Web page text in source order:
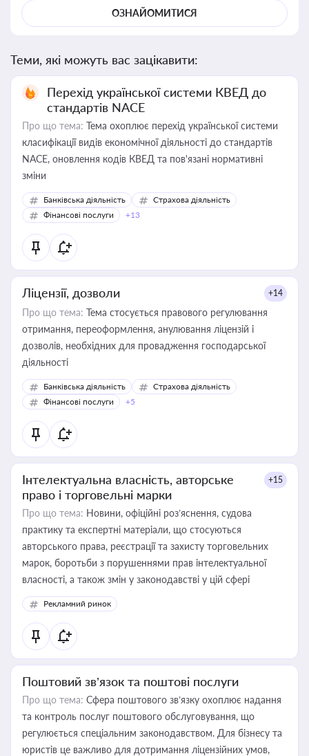
ОЗНАЙОМИТИСЯ
Теми, які можуть вас зацікавити:
Перехід української системи КВЕД до
стандартів NACE
Про що тема: Тема охоплює перехід української системи
класифікації видів економічної діяльності до стандартів
NACE, оновлення кодів КВЕД та пов'язані нормативні
зміни
Банківська діяльність
Страхова діяльність
Фінансові послуги
+13
Ліцензії, дозволи +14
Про що тема: Тема стосується правового регулювання
отримання, переоформлення, анулювання ліцензій і
дозволів, необхідних для провадження господарської
діяльності
Банківська діяльність
Страхова діяльність
Фінансові послуги
+5
Інтелектуальна власність, авторське
право і торговельні марки
+15
Про що тема: Новини, офіційні роз’яснення, судова
практику та експертні матеріали, що стосуються
авторського права, реєстрації та захисту торговельних
марок, боротьби з порушеннями прав інтелектуальної
власності, а також змін у законодавстві у цій сфері
Рекламний ринок
Поштовий зв’язок та поштові послуги
Про що тема: Сфера поштового зв’язку охоплює надання
та контроль послуг поштового обслуговування, що
регулюється спеціальним законодавством. Для бізнесу та
юристів це важливо для дотримання ліцензійних умов,